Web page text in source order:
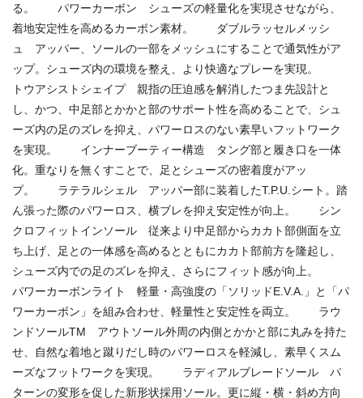
る。 パワーカーボン シューズの軽量化を実現させながら、
着地安定性を高めるカーボン素材。 ダブルラッセルメッシ
ュ アッパー、ソールの一部をメッシュにすることで通気性がア
ップ。シューズ内の環境を整え、より快適なプレーを実現。
トウアシストシェイプ 親指の圧迫感を解消したつま先設計と
し、かつ、中足部とかかと部のサポート性を高めることで、シュ
ーズ内の足のズレを抑え、パワーロスのない素早いフットワーク
を実現。 インナーブーティー構造 タング部と履き口を一体
化。重なりを無くすことで、足とシューズの密着度がアッ
プ。 ラテラルシェル アッパー部に装着したT.P.U.シート。踏
ん張った際のパワーロス、横ブレを抑え安定性が向上。 シン
クロフィットインソール 従来より中足部からカカト部側面を立
ち上げ、足との一体感を高めるとともにカカト部前方を隆起し、
シューズ内での足のズレを抑え、さらにフィット感が向上。
パワーカーボンライト 軽量・高強度の「ソリッドE.V.A.」と「パ
ワーカーボン」を組み合わせ、軽量性と安定性を両立。 ラウ
ンドソールTM アウトソール外周の内側とかかと部に丸みを持た
せ、自然な着地と蹴りだし時のパワーロスを軽減し、素早くスム
ーズなフットワークを実現。 ラディアルブレードソール パ
ターンの変形を促した新形状採用ソール。更に縦・横・斜め方向